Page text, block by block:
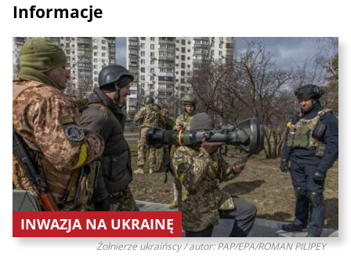
Informacje
Żołnierze ukraińscy / autor: PAP/EPA/ROMAN PILIPEY
INWAZJA NA UKRAINĘ